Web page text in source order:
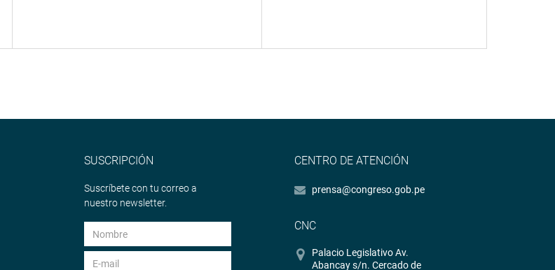
SUSCRIPCIÓN
Suscríbete con tu correo a
nuestro newsletter.
CENTRO DE ATENCIÓN
prensa@congreso.gob.pe
CNC
Palacio Legislativo Av.
Abancay s/n. Cercado de